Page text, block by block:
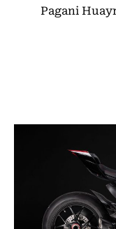
Pagani